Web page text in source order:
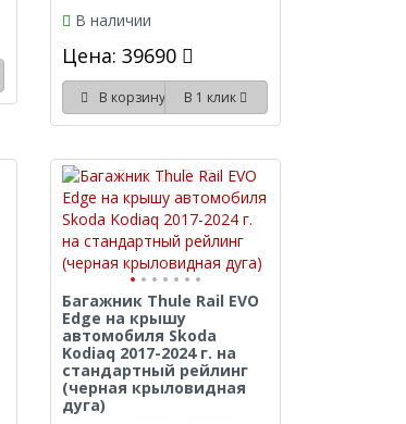
В наличии
Цена: 39690
В корзину В 1 клик
Багажник Thule Rail EVO
Edge на крышу
автомобиля Skoda
Kodiaq 2017-2024 г. на
стандартный рейлинг
(черная крыловидная
дуга)